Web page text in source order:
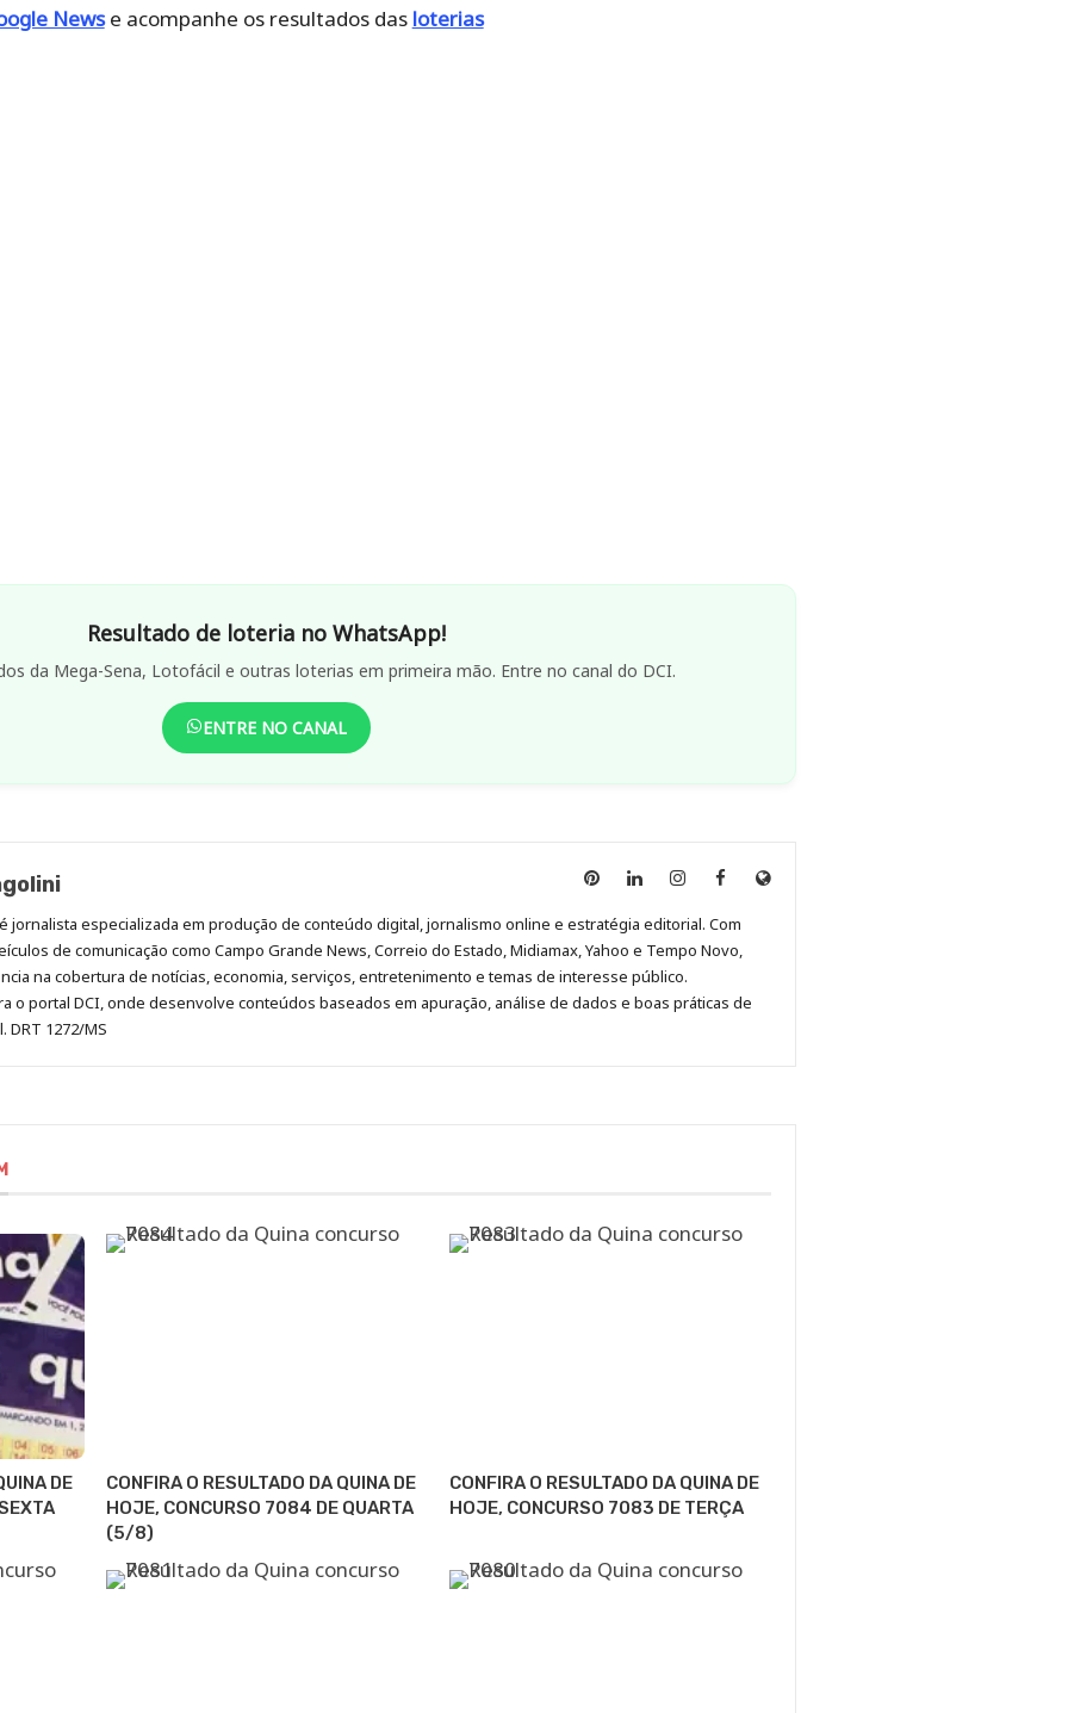
Newse acompanhe os resultados das loterias
Resultado de loteria no WhatsApp!
da Mega-Sena, Lotofácil e outras loterias em primeira mão. Entre no canal do DCI.
ENTRE NO CANAL
Anny
no
Pinterest
Anny
no
LinkedIn
Anny
no
Instagram
Anny
no
Facebook
Site
jornalista especializada em produção de conteúdo digital, jornalismo online e estratégia editorial. Com
de comunicação como Campo Grande News, Correio do Estado, Midiamax, Yahoo e Tempo Novo,
na cobertura de notícias, economia, serviços, entretenimento e temas de interesse público.
o portal DCI, onde desenvolve conteúdos baseados em apuração, análise de dados e boas práticas de
DRT 1272/MS
DE
CONFIRA O RESULTADO DA QUINA DE
HOJE, CONCURSO 7084 DE QUARTA
(5/8)
CONFIRA O RESULTADO DA QUINA DE
HOJE, CONCURSO 7083 DE TERÇA